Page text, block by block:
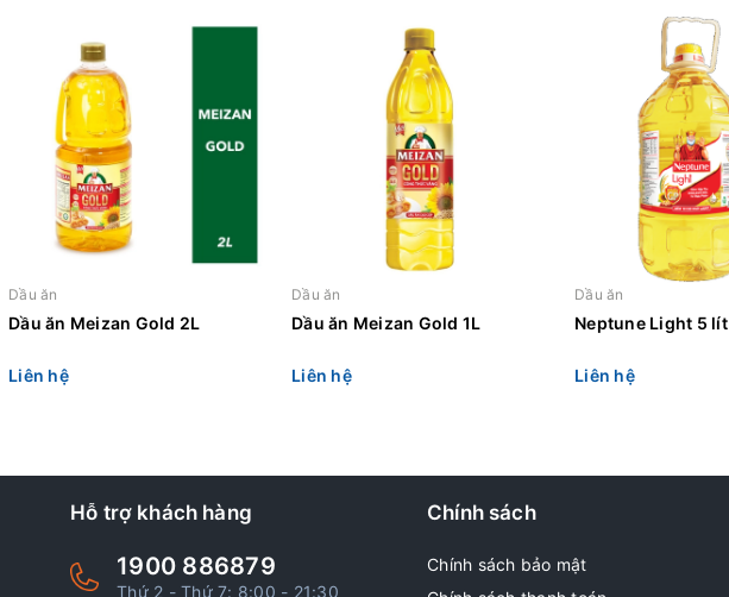
Dầu ăn
Dầu ăn Meizan Gold 2L
Liên hệ
Dầu ăn
Dầu ăn Meizan Gold 1L
Liên hệ
Dầu ăn
Neptune Light 5 lít
Liên hệ
Hỗ trợ khách hàng
1900 886879
Thứ 2 - Thứ 7: 8:00 - 21:30
Chính sách
Chính sách bảo mật